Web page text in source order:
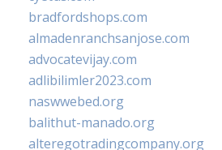
bradfordshops.com
almadenranchsanjose.com
advocatevijay.com
adlibilimler2023.com
naswwebed.org
balithut-manado.org
alteregotradingcompany.org